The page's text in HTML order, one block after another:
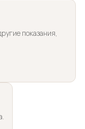
показания,